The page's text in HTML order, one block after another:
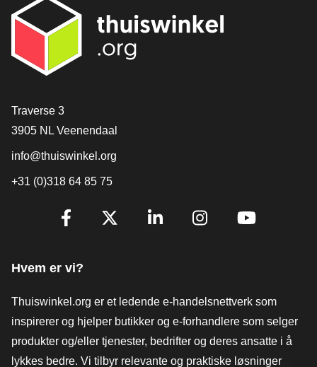
[_General:Contact]
Traverse 3
3905 NL Veenendaal
info@thuiswinkel.org
+31 (0)318 64 85 75
[_General:SocialMediaTitle]
Hvem er vi?
Thuiswinkel.org er et ledende e-handelsnettverk som
inspirerer og hjelper butikker og e-forhandlere som selger
produkter og/eller tjenester, bedrifter og deres ansatte i å
lykkes bedre. Vi tilbyr relevante og praktiske løsninger